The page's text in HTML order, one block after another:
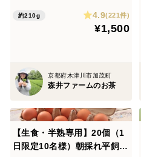
気です♡京都産100%・一番
茶100%（農薬・化学肥料・
約210g 4.9(221件)
¥1,500
京都府木津川市加茂町
森井ファームのお茶
【生食・半熟専用】20個（1
日限定10名様）朝採れ平飼い